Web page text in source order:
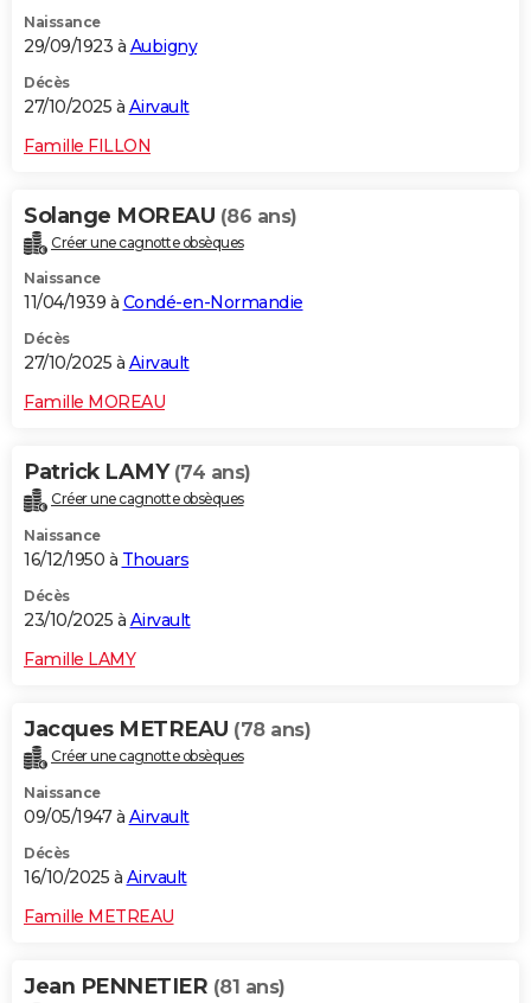
Naissance
29/09/1923 à Aubigny
Décès
27/10/2025 à Airvault
Famille FILLON
Solange MOREAU (86 ans)
Créer une cagnotte obsèques
Naissance
11/04/1939 à Condé-en-Normandie
Décès
27/10/2025 à Airvault
Famille MOREAU
Patrick LAMY (74 ans)
Créer une cagnotte obsèques
Naissance
16/12/1950 à Thouars
Décès
23/10/2025 à Airvault
Famille LAMY
Jacques METREAU (78 ans)
Créer une cagnotte obsèques
Naissance
09/05/1947 à Airvault
Décès
16/10/2025 à Airvault
Famille METREAU
Jean PENNETIER (81 ans)